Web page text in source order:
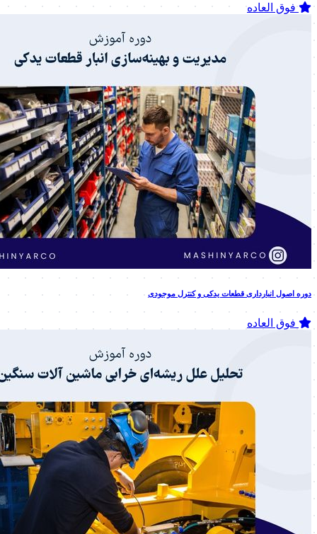
فوق العاده
دوره اصول انبارداری قطعات یدکی و کنترل موجودی
فوق العاده